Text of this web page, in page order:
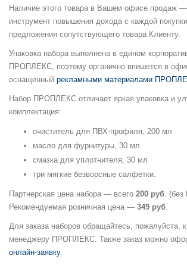
Наличие этого товара в Вашем офисе продаж
инструмент повышения дохода с каждой
предложения сопутствующего товара Клиенту.
Упаковка набора выполнена в едином
ПРОПЛЕКС, поэтому органично впишется в
оснащенный рекламными материалами
Набор ПРОПЛЕКС отличает яркая упаковка и
комплектация:
очиститель для ПВХ-профиля, 200 мл
масло для фурнитуры, 30 мл
смазка для уплотнителя, 30 мл
три мягкие безворсные салфетки.
Партнерская цена набора — всего 200 руб.
Рекомендуемая розничная цена — 349 руб.
Для заказа наборов обращайтеcь, пожалуйста,
менеджеру ПРОПЛЕКС. Также заказ можно
онлайн-заявку.